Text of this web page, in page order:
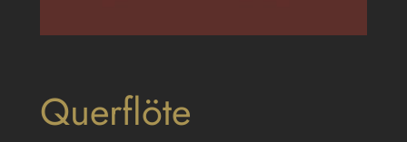
Querflöte